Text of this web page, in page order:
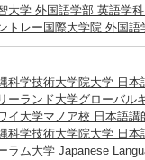
大学 外国語学部 英語学
トレー国際大学院 外国語
科学技術大学院大学 日本
ーランド大学グローバ
イ大学マノア校 日本語講
科学技術大学院大学 日本
ラム大学 Japanese